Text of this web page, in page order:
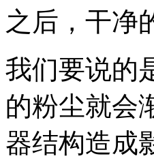
之后，干净
我们要说的
的粉尘就会
器结构造成